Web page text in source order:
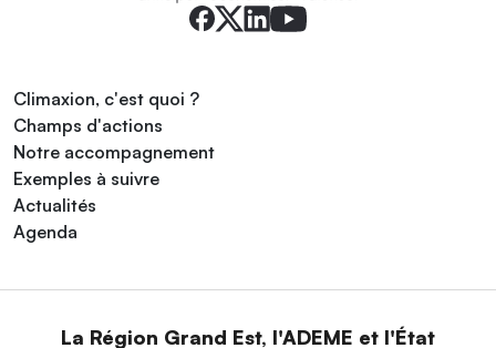
Climaxion, c'est quoi ?
Champs d'actions
Notre accompagnement
Exemples à suivre
Actualités
Agenda
La Région Grand Est, l'ADEME et l'État